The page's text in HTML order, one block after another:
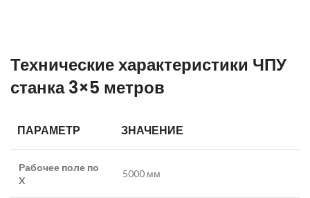
Технические характеристики ЧПУ
станка 3×5 метров
ПАРАМЕТР ЗНАЧЕНИЕ
Рабочее поле по
X
5000 мм